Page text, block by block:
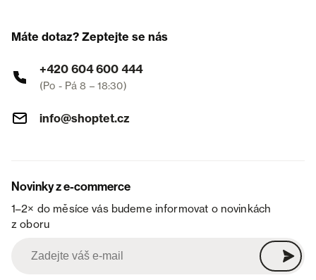
Máte dotaz? Zeptejte se nás
+420 604 600 444
(Po - Pá 8 – 18:30)
info@shoptet.cz
Novinky z e-commerce
1–2× do měsíce vás budeme informovat o novinkách
z oboru